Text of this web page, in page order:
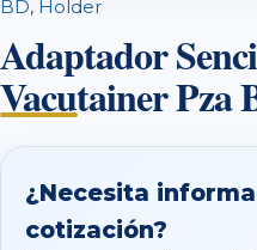
BD, Holder
Adaptador
Vacutainer Pza
¿Necesita
cotización?